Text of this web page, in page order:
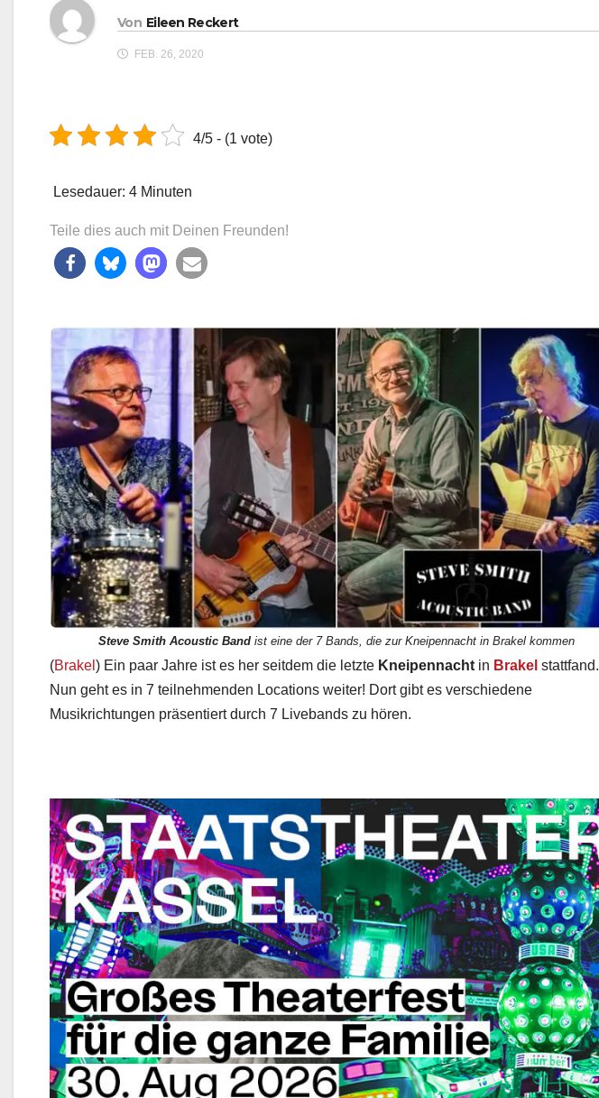
Von Eileen Reckert
FEB. 26, 2020
4/5 - (1 vote)
Lesedauer: 4 Minuten
Teile dies auch mit Deinen Freunden!
Steve Smith Acoustic Band ist eine der 7 Bands, die zur Kneipennacht in Brakel kommen
(Brakel ) Ein paar Jahre ist es her seitdem die letzte Kneipennacht in Brakel stattfand.
Nun geht es in 7 teilnehmenden Locations weiter! Dort gibt es verschiedene
Musikrichtungen präsentiert durch 7 Livebands zu hören.